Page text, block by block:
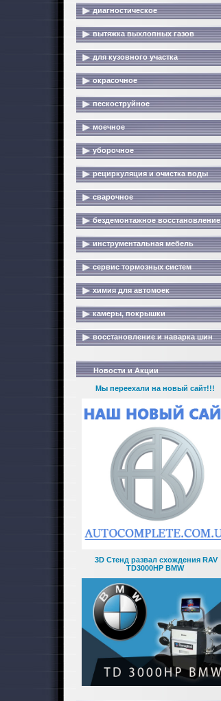
диагностическое
вытяжка выхлопных газов
для кузовного участка
окрасочное
пескоструйное
моечное
уборочное
рециркуляция и очистка воды
сварочное
бездемонтажное восстановление
инструментальная мебель
сервис тормозных систем
химия для автомоек
камеры, покрышки
восстановление и наварка шин
Новости и Акции
Мы переехали на новый сайт!!!
3D Стенд развал схождения RAV
TD3000HP BMW